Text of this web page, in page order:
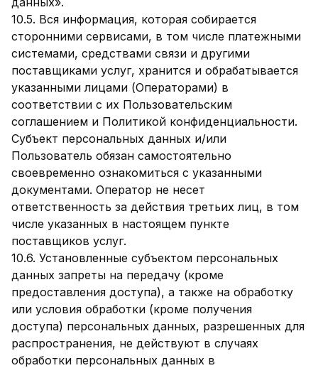
10.5. Вся информация, которая собирается
сторонними сервисами, в том числе платежными
системами, средствами связи и другими
поставщиками услуг, хранится и обрабатывается
указанными лицами (Операторами) в
соответствии с их Пользовательским
соглашением и Политикой конфиденциальности.
Субъект персональных данных и/или
Пользователь обязан самостоятельно
своевременно ознакомиться с указанными
документами. Оператор не несет
ответственность за действия третьих лиц, в том
числе указанных в настоящем пункте
поставщиков услуг.
10.6. Установленные субъектом персональных
данных запреты на передачу (кроме
предоставления доступа), а также на обработку
или условия обработки (кроме получения
доступа) персональных данных, разрешенных для
распространения, не действуют в случаях
обработки персональных данных в